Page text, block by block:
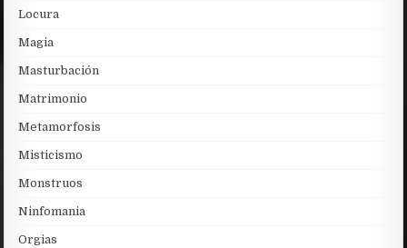
Locura
Magia
Masturbación
Matrimonio
Metamorfosis
Misticismo
Monstruos
Ninfomania
Orgias